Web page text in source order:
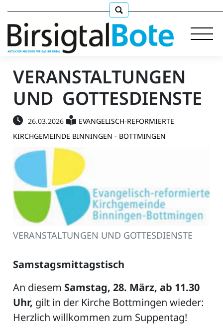
Immobilien
Stellen
E-
VERANSTALTUNGEN
UND GOTTESDIENSTE
26.03.2026
EVANGELISCH-REFORMIERTE
KIRCHGEMEINDE BINNINGEN - BOTTMINGEN
VERANSTALTUNGEN UND GOTTESDIENSTE
Samstagsmittagstisch
An diesem Samstag, 28. März, ab 11.30
Uhr, gilt in der Kirche Bottmingen wieder:
Herzlich willkommen zum Suppentag!